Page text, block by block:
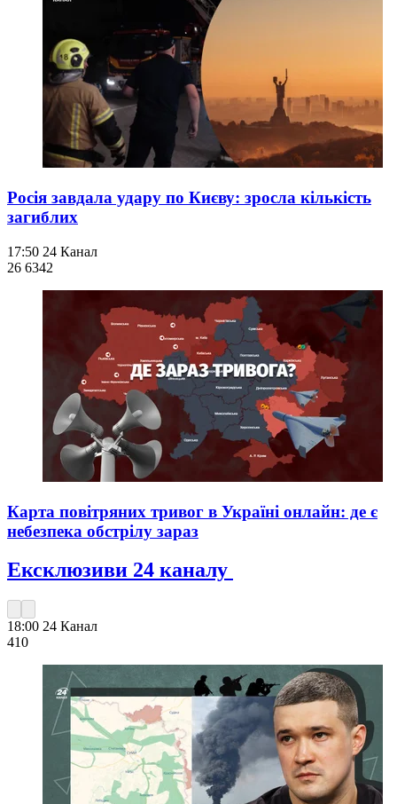
Росія завдала удару по Києву: зросла кількість
загиблих
17:50 24 Канал
26 6342
Карта повітряних тривог в Україні онлайн: де є
небезпека обстрілу зараз
Ексклюзиви 24 каналу
18:00 24 Канал
410